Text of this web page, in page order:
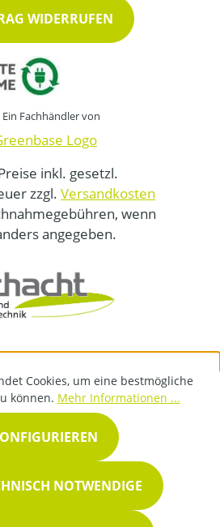
WIDERRUFEN
Ein Fachhändler von
inkl. gesetzl.
zzgl. Versandkosten
wenn
angegeben.
Cookies, um eine bestmögliche
können. Mehr Informationen ...
NOTWENDIGE